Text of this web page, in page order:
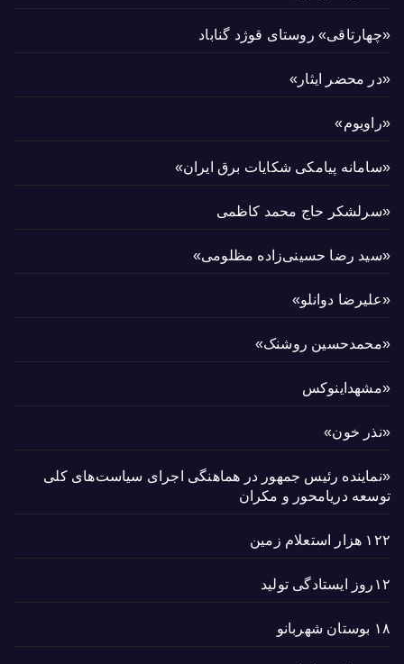
«چهارتاقی» روستای قوژد گناباد
«در محضر ایثار»
«راویوم»
«سامانه پیامکی شکایات برق ایران»
«سرلشکر حاج محمد کاظمی
«سید رضا حسینی‌زاده مظلومی»
«علیرضا دوانلو»
«محمدحسین روشنک»
«مشهداینوکس
«نذر خون»
«نماینده رئیس جمهور در هماهنگی اجرای سیاست‌های کلی
توسعه دریامحور و مکران
۱۲۲ هزار استعلام زمین
۱۲روز ایستادگی تولید
۱۸ بوستان شهربانو